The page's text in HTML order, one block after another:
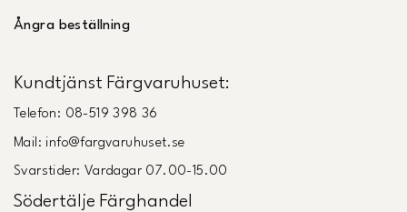
Ångra beställning
Kundtjänst Färgvaruhuset:
Telefon: 08-519 398 36
Mail: info@fargvaruhuset.se
Svarstider: Vardagar 07.00-15.00
Södertälje Färghandel